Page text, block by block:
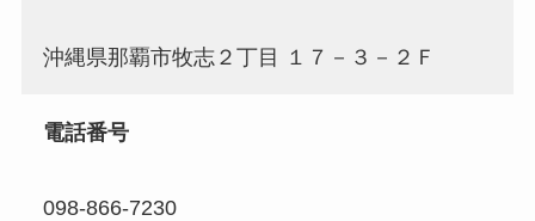
沖縄県那覇市牧志２丁目 １７－３－２Ｆ
電話番号
098-866-7230